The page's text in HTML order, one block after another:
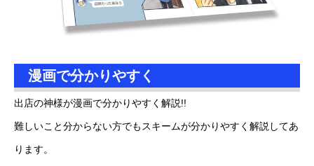
漫画で分かりやすく
出店の神様が漫画で分かりやすく解説!!
難しいこと分からない方でもスキームが分かりやすく解説してあ
ります。